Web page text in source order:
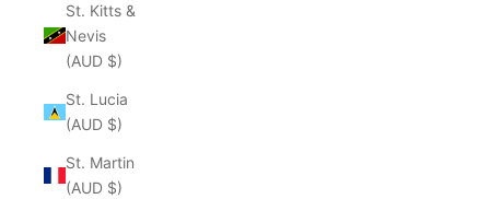
St. Kitts &
Nevis
(AUD $)
St. Lucia
(AUD $)
St. Martin
(AUD $)